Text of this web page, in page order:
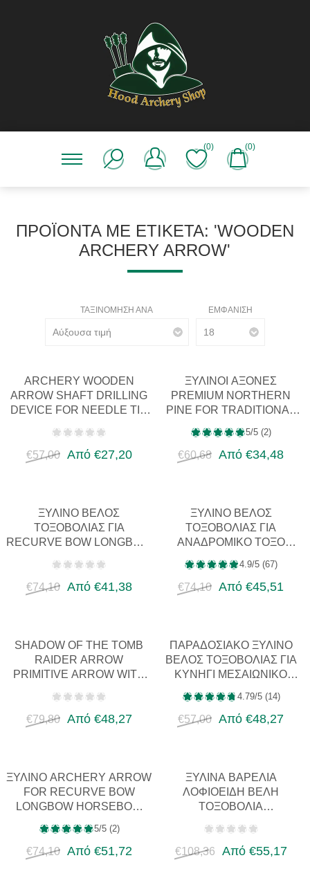
(0) (0)
ΠΡΟΪΌΝΤΑ ΜΕ ΕΤΙΚΈΤΑ: 'WOODEN
ARCHERY ARROW'
ΤΑΞΙΝΌΜΗΣΗ ΑΝΆ ΕΜΦΆΝΙΣΗ
ARCHERY WOODEN
ARROW SHAFT DRILLING
DEVICE FOR NEEDLE TIP
11/32 SHA…
€57,00
Από €27,20
ΞΎΛΙΝΟΙ ΆΞΟΝΕΣ
PREMIUM NORTHERN
PINE FOR TRADITIONAL
ARCHERY
5/5 (2)
€60,68 Από €34,48
ΞΎΛΙΝΟ ΒΈΛΟΣ
ΤΟΞΟΒΟΛΊΑΣ ΓΙΑ
RECURVE BOW LONGBOW
HORSEARCH ARCHERY
BATUR CAST…
€74,10 Από €41,38
ΞΎΛΙΝΟ ΒΈΛΟΣ
ΤΟΞΟΒΟΛΊΑΣ ΓΙΑ
ΑΝΑΔΡΟΜΙΚΌ ΤΌΞΟ
ΠΑΡΑΔΟΣΙΑΚΉ
ΟΘΩΜΑΝΙΚΉ ΚΥΝΗΓΕΤΙΚΉ
4.9/5 (67)
€74,10 Από €45,51
SHADOW OF THE TOMB
RAIDER ARROW
PRIMITIVE ARROW WITH
ARROWHEAD COSPLAY
€79,80
Από €48,27
ΠΑΡΑΔΟΣΙΑΚΌ ΞΎΛΙΝΟ
ΒΈΛΟΣ ΤΟΞΟΒΟΛΊΑΣ ΓΙΑ
ΚΥΝΉΓΙ ΜΕΣΑΙΩΝΙΚΌ
ΕΠΑΝΑΦΟΡΆ ΤΌΞΟΥ
ΤΌΞ…
4.79/5 (14)
€57,00 Από €48,27
ΞΎΛΙΝΟ ARCHERY ARROW
FOR RECURVE BOW
LONGBOW HORSEBOW
ARCHERY BATUR
CASTLE…
5/5 (2)
€74,10 Από €51,72
ΞΎΛΙΝΑ ΒΑΡΈΛΙΑ
ΛΟΦΙΟΕΙΔΉ ΒΈΛΗ
ΤΟΞΟΒΟΛΊΑ
ΓΙΑ ΑΝΑΔΡΟΜΙΚΌ ΤΌΞΟ
LONGBOW…
€108,36 Από €55,17